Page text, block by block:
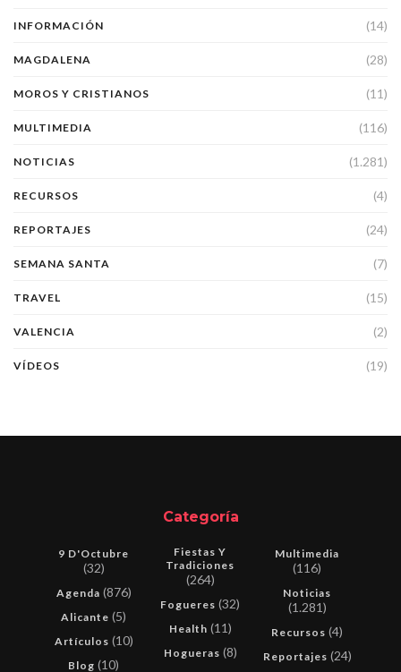
INFORMACIÓN (14)
MAGDALENA (28)
MOROS Y CRISTIANOS (11)
MULTIMEDIA (116)
NOTICIAS (1.281)
RECURSOS (4)
REPORTAJES (24)
SEMANA SANTA (7)
TRAVEL (15)
VALENCIA (2)
VÍDEOS (19)
Categoría
9 D'Octubre
(32)
Agenda (876)
Alicante (5)
Artículos (10)
Blog (10)
Fiestas Y
Tradiciones
(264)
Fogueres (32)
Health (11)
Hogueras (8)
Multimedia
(116)
Noticias
(1.281)
Recursos (4)
Reportajes (24)